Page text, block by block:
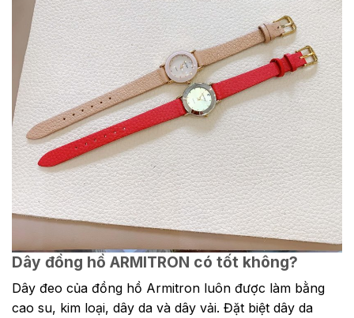
Dây đồng hồ ARMITRON có tốt không?
Dây đeo của đồng hồ Armitron luôn được làm bằng
cao su, kim loại, dây da và dây vải. Đặt biệt dây da